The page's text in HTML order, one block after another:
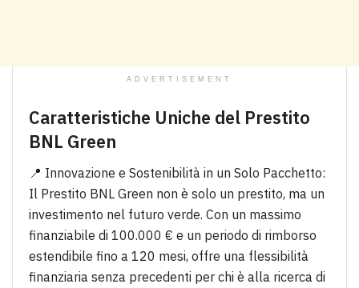
ADVERTISEMENT
Caratteristiche Uniche del Prestito
BNL Green
📍 Innovazione e Sostenibilità in un Solo Pacchetto:
Il Prestito BNL Green non è solo un prestito, ma un
investimento nel futuro verde. Con un massimo
finanziabile di 100.000 € e un periodo di rimborso
estendibile fino a 120 mesi, offre una flessibilità
finanziaria senza precedenti per chi è alla ricerca di